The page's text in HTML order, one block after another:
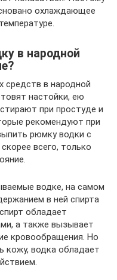
охлаждающее
в народной
средств в народной
настойки, ею
при простуде и
рекомендуют при
рюмку водки с
всего, только
водке, на самом
в ней спирта
обладает
а также вызывает
кровообращения. Но
кожу, водка обладает